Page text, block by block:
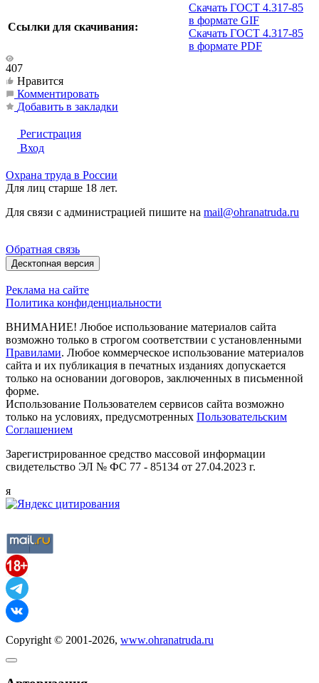
Ссылки для скачивания:
Скачать ГОСТ 4.317-85
в формате GIF
Скачать ГОСТ 4.317-85
в формате PDF
407
Нравится
Комментировать
Добавить в закладки
Регистрация
Вход
Охрана труда в России
Для лиц старше 18 лет.
Для связи с администрацией пишите на mail@ohranatruda.ru
Обратная связь
Десктопная версия
Реклама на сайте
Политика конфиденциальности
ВНИМАНИЕ! Любое использование материалов сайта
возможно только в строгом соответствии с установленными
Правилами. Любое коммерческое использование материалов
сайта и их публикация в печатных изданиях допускается
только на основании договоров, заключенных в письменной
форме.
Использование Пользователем сервисов сайта возможно
только на условиях, предусмотренных Пользовательским
Соглашением
Зарегистрированное средство массовой информации
свидетельство ЭЛ № ФС 77 - 85134 от 27.04.2023 г.
я
Copyright © 2001-2026, www.ohranatruda.ru